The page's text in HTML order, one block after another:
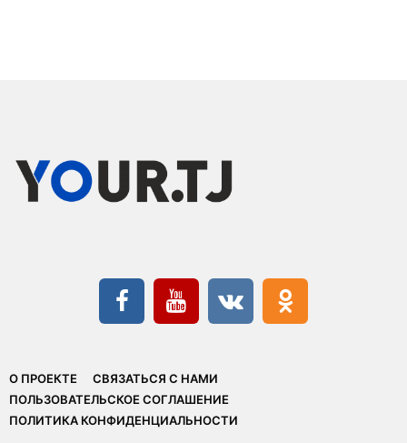
О ПРОЕКТЕ
СВЯЗАТЬСЯ С НАМИ
ПОЛЬЗОВАТЕЛЬСКОЕ СОГЛАШЕНИЕ
ПОЛИТИКА КОНФИДЕНЦИАЛЬНОСТИ